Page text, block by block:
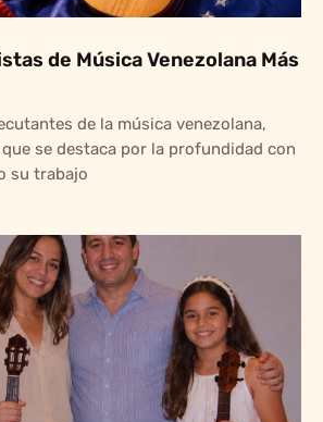
de Música Venezolana Más
de la música venezolana,
se destaca por la profundidad con
su trabajo